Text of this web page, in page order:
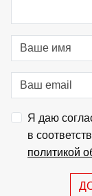
Я даю
в
политикой